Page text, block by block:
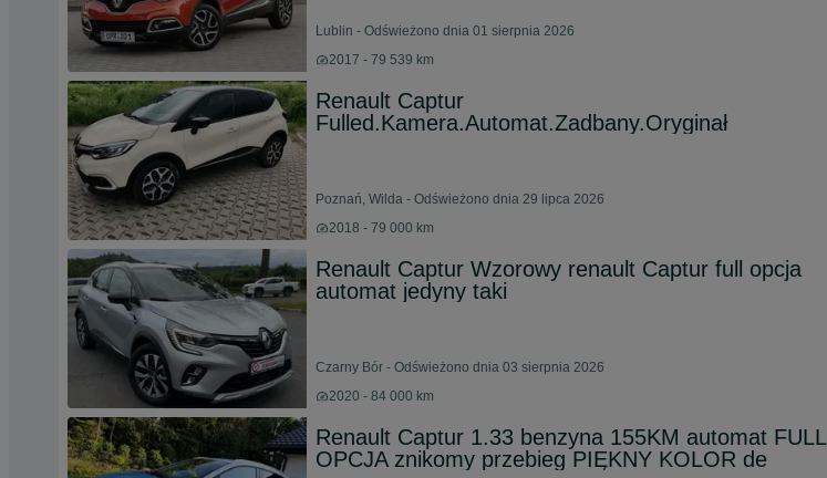
Lublin - Odświeżono dnia 01 sierpnia 2026
2017 - 79 539 km
Renault Captur
Fulled.Kamera.Automat.Zadbany.Oryginał
Poznań, Wilda - Odświeżono dnia 29 lipca 2026
2018 - 79 000 km
Renault Captur Wzorowy renault Captur full opcja
automat jedyny taki
Czarny Bór - Odświeżono dnia 03 sierpnia 2026
2020 - 84 000 km
Renault Captur 1.33 benzyna 155KM automat FULL
OPCJA znikomy przebieg PIĘKNY KOLOR de